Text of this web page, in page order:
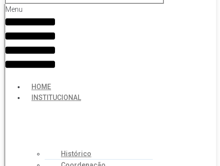
Menu
HOME
INSTITUCIONAL
Histórico